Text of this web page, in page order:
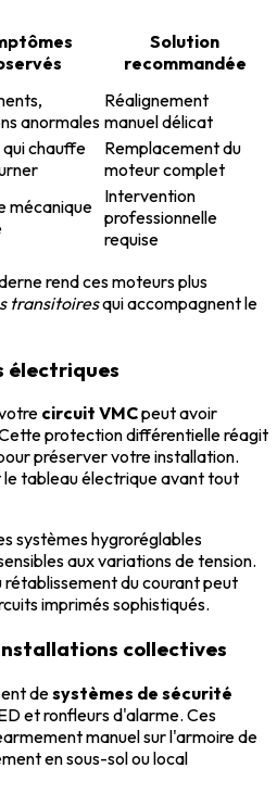
Solution
recommandée
anormales
Réalignement
manuel délicat
chauffe
Remplacement du
moteur complet
mécanique Intervention
professionnelle
requise
rend ces moteurs plus
transitoiresqui accompagnent le
électriques
circuit VMCpeut avoir
protection différentielle réagit
préserver votre installation.
tableau électrique avant tout
systèmes hygroréglables
aux variations de tension.
rétablissement du courant peut
imprimés sophistiqués.
collectives
desystèmes de sécurité
et ronfleurs d'alarme. Ces
manuel sur l'armoire de
en sous-sol ou local